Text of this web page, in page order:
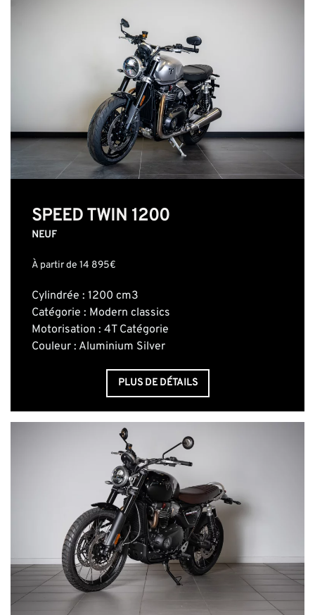
SPEED TWIN 1200
NEUF
À partir de 14 895€
Cylindrée : 1200 cm3
Catégorie : Modern classics
Motorisation : 4T Catégorie
Couleur : Aluminium Silver
PLUS DE DÉTAILS